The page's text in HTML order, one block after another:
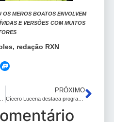
MEROS BOATOS ENVOLVEM
E VERSÕES COM MUITOS
redação RXN
PRÓXIMO
Cícero Lucena destaca programa da Anatel para melhorias nos sinais 4G e 5G na Capital em evento com ministro das Comunicações